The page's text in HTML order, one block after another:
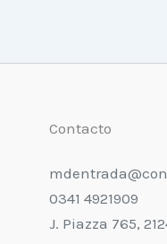
Contacto
0341 4921909
J. Piazza 765,